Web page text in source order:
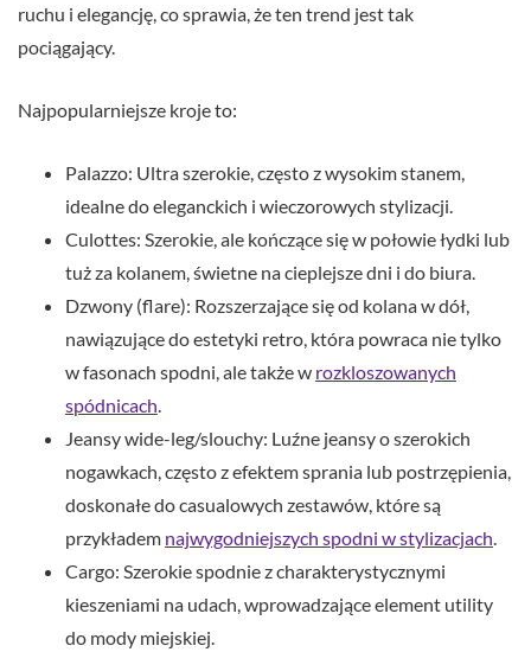
ruchu i elegancję, co sprawia, że ten trend jest tak
pociągający.
Najpopularniejsze kroje to:
Palazzo: Ultra szerokie, często z wysokim stanem,
idealne do eleganckich i wieczorowych stylizacji.
Culottes: Szerokie, ale kończące się w połowie łydki lub
tuż za kolanem, świetne na cieplejsze dni i do biura.
Dzwony (flare): Rozszerzające się od kolana w dół,
nawiązujące do estetyki retro, która powraca nie tylko
w fasonach spodni, ale także w rozkloszowanych
spódnicach
Jeansy wide-leg/slouchy: Luźne jeansy o szerokich
nogawkach, często z efektem sprania lub postrzępienia,
doskonałe do casualowych zestawów, które są
przykładem najwygodniejszych spodni w stylizacjach
Cargo: Szerokie spodnie z charakterystycznymi
kieszeniami na udach, wprowadzające element utility
do mody miejskiej.